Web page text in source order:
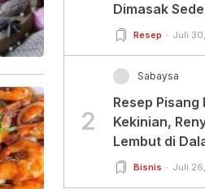
Dimasak
Resep Juli
2
Sabaysa
Resep
Kekinian,
Lembut di
Bisnis Juli